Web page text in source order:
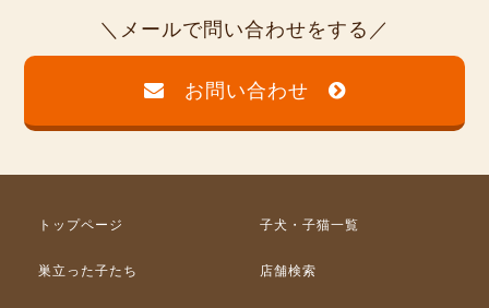
メールで問い合わせをする
お問い合わせ
トップページ 子犬・子猫一覧
巣立った子たち 店舗検索